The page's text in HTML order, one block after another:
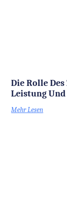
Die Rolle
Leistung
Mehr Lesen